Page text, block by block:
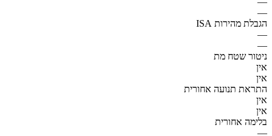
—
הגבלת מהירות ISA
—
—
ניטור שטח מת
אין
אין
התראת תנועה אחורית
אין
אין
בלימה אחורית
—